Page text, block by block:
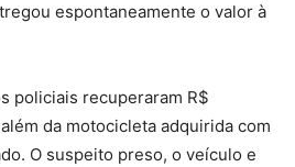
espontaneamente o valor à
policiais recuperaram R$
da motocicleta adquirida com
O suspeito preso, o veículo e